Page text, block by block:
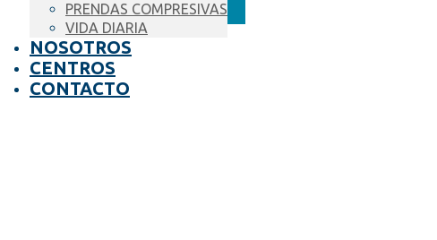
PRENDAS COMPRESIVAS
VIDA DIARIA
NOSOTROS
CENTROS
CONTACTO